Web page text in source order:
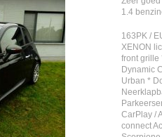
1.4
163PK /
XENON
front grille
Dynamic
Urban *
CarPlay /
connect